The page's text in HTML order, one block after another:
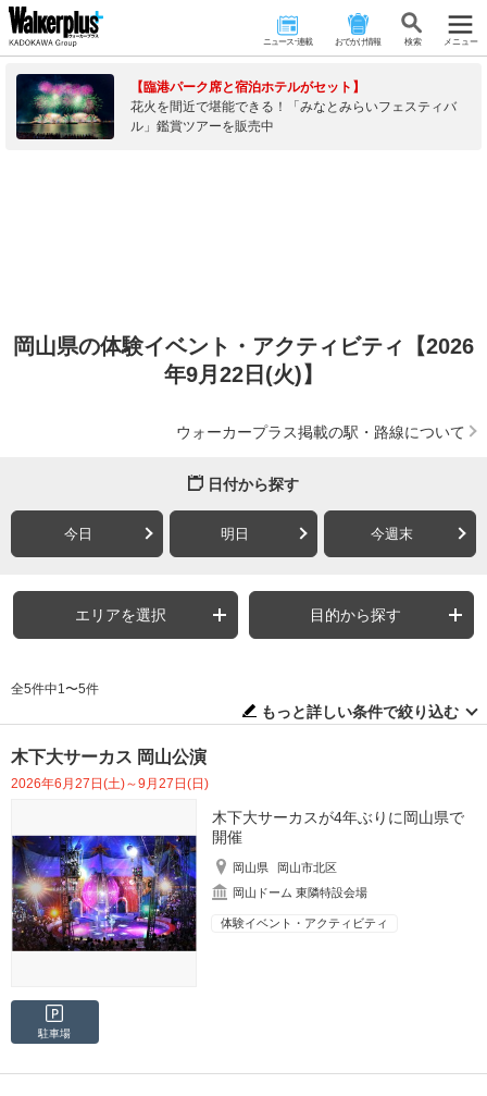
ニュース･連載 おでかけ情報 検 索 メニュー
【臨港パーク席と宿泊ホテルがセット】
花火を間近で堪能できる！「みなとみらいフェスティバ
ル」鑑賞ツアーを販売中
岡山県の体験イベント・アクティビティ【2026
年9月22日(火)】
ウォーカープラス掲載の駅・路線について
日付から探す
今日 明日 今週末
エリアを選択 目的から探す
全5件中1〜5件
もっと詳しい条件で絞り込む
木下大サーカス 岡山公演
2026年6月27日(土)～9月27日(日)
木下大サーカスが4年ぶりに岡山県で
開催
岡山県
岡山市北区
岡山ドーム 東隣特設会場
体験イベント・アクティビティ
駐車場